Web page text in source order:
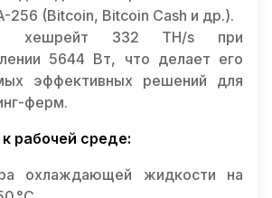
256 (Bitcoin, Bitcoin Cash и др.).
хешрейт 332 TH/s при
5644 Вт, что делает его
эффективных решений для
ферм.
рабочей среде:
охлаждающей жидкости на